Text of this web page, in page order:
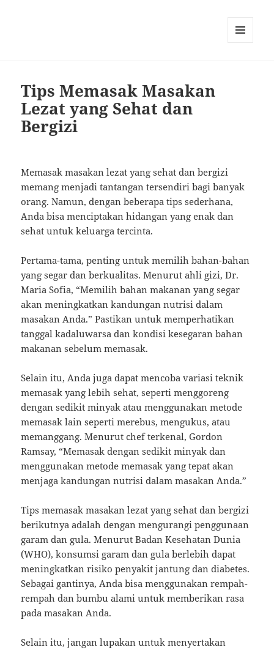
Tips Memasak Masakan
Lezat yang Sehat dan
Bergizi
Memasak masakan lezat yang sehat dan bergizi
memang menjadi tantangan tersendiri bagi banyak
orang. Namun, dengan beberapa tips sederhana,
Anda bisa menciptakan hidangan yang enak dan
sehat untuk keluarga tercinta.
Pertama-tama, penting untuk memilih bahan-bahan
yang segar dan berkualitas. Menurut ahli gizi, Dr.
Maria Sofia, “Memilih bahan makanan yang segar
akan meningkatkan kandungan nutrisi dalam
masakan Anda.” Pastikan untuk memperhatikan
tanggal kadaluwarsa dan kondisi kesegaran bahan
makanan sebelum memasak.
Selain itu, Anda juga dapat mencoba variasi teknik
memasak yang lebih sehat, seperti menggoreng
dengan sedikit minyak atau menggunakan metode
memasak lain seperti merebus, mengukus, atau
memanggang. Menurut chef terkenal, Gordon
Ramsay, “Memasak dengan sedikit minyak dan
menggunakan metode memasak yang tepat akan
menjaga kandungan nutrisi dalam masakan Anda.”
Tips memasak masakan lezat yang sehat dan bergizi
berikutnya adalah dengan mengurangi penggunaan
garam dan gula. Menurut Badan Kesehatan Dunia
(WHO), konsumsi garam dan gula berlebih dapat
meningkatkan risiko penyakit jantung dan diabetes.
Sebagai gantinya, Anda bisa menggunakan rempah-
rempah dan bumbu alami untuk memberikan rasa
pada masakan Anda.
Selain itu, jangan lupakan untuk menyertakan